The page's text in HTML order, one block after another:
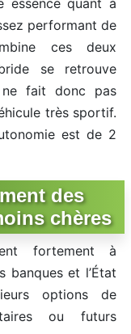
essence quant à
performant de
ces deux
se retrouve
ne fait donc pas
très sportif.
est de 2
des
chères
fortement à
banques et l’État
options de
ou futurs